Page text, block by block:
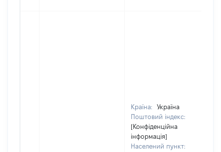
Країна:
Україна
Поштовий індекс:
[Конфіденційна
інформація]
Населений пункт: